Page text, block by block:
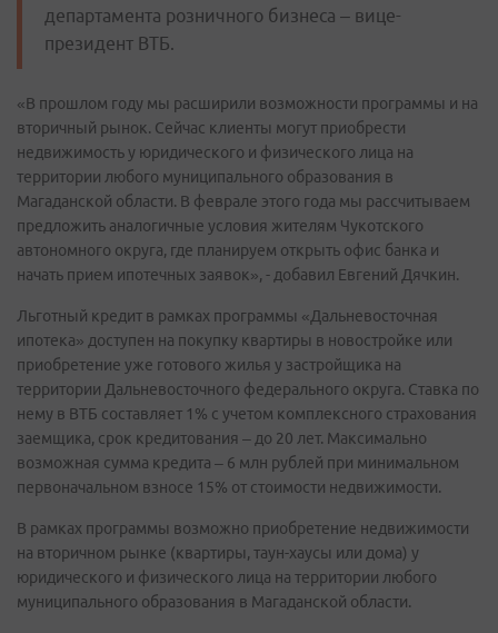
департамента розничного бизнеса – вице-
президент ВТБ.
«В прошлом году мы расширили возможности программы и на
вторичный рынок. Сейчас клиенты могут приобрести
недвижимость у юридического и физического лица на
территории любого муниципального образования в
Магаданской области. В феврале этого года мы рассчитываем
предложить аналогичные условия жителям Чукотского
автономного округа, где планируем открыть офис банка и
начать прием ипотечных заявок», - добавил Евгений Дячкин.
Льготный кредит в рамках программы «Дальневосточная
ипотека» доступен на покупку квартиры в новостройке или
приобретение уже готового жилья у застройщика на
территории Дальневосточного федерального округа. Ставка по
нему в ВТБ составляет 1% с учетом комплексного страхования
заемщика, срок кредитования – до 20 лет. Максимально
возможная сумма кредита – 6 млн рублей при минимальном
первоначальном взносе 15% от стоимости недвижимости.
В рамках программы возможно приобретение недвижимости
на вторичном рынке (квартиры, таун-хаусы или дома) у
юридического и физического лица на территории любого
муниципального образования в Магаданской области.